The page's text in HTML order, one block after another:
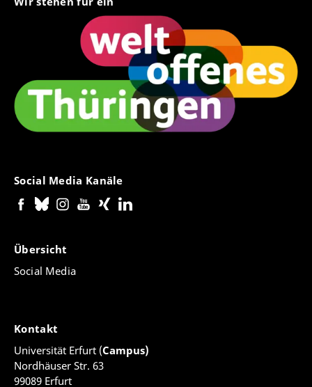
Social Media Kanäle
Übersicht
Social Media
Kontakt
Universität Erfurt (Campus)
Nordhäuser Str. 63
99089 Erfurt